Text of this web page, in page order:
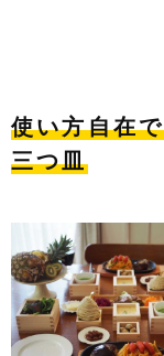
使い方自在
三つ皿